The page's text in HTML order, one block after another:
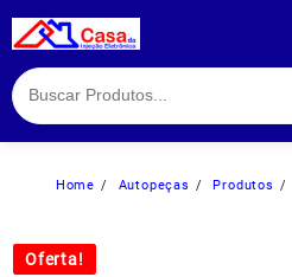
to
Home Autopeças Produtos
Oferta!
Oferta!